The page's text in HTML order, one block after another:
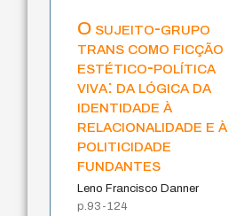
O sujeito-grupo
trans como ficção
estético-política
viva: da lógica da
identidade à
relacionalidade e à
politicidade
fundantes
Leno Francisco Danner
p.93-124